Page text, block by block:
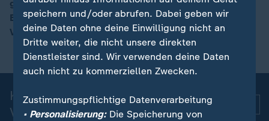
00:15
gegen Protestierende betroffenen Iraner um
Entschuldigung gebeten – jedoch ohne sich vom
Vorgehen der Sicherheitskräfte zu distanzieren.
Kurznachrichten: Aktuelle
Videos
speichern und/oder abrufen. Dabei geben wir
deine Daten ohne deine Einwilligung nicht an
Dritte weiter, die nicht unsere direkten
Dienstleister sind. Wir verwenden deine Daten
auch nicht zu kommerziellen Zwecken.
Zustimmungspflichtige Datenverarbeitung
• Personalisierung:Die Speicherung von